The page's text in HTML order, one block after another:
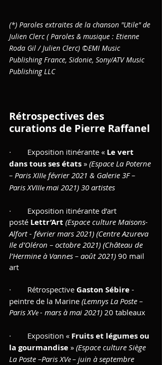
(*) Paroles extraites de la chanson "Utile" de
Julien Clerc ( Paroles & musique : Etienne
Roda Gil / Julien Clerc) ©EMI Music
Publishing France, Sidonie, Sony/ATV Music
Publishing LLC
Rétrospectives des
curations de Pierre Raffanel
·        Exposition itinérante « Le vert
dans tous ses états » (Espace La Poterne
– Paris XIIIe février 2021 & Galerie 3F –
Paris XVIIIe mai 2021) 30 artistes
·        Exposition itinérante d’art
posté Lettr’Art (Espace culture Maisons-
Alfort - février mars 2021) (Centre Azureva
Ile d’Oléron – octobre 2021) (Château de
l’Hermine à Vannes – août 2021) 90 mail
art
·        Rétrospective Gaston Sébire -
peintre de la Marine (Lemnys La Poste –
Paris XVe - mars à mai 2021) 20 tableaux
·        Exposition « Fruits et légumes ou
la gourmandise » (Espace culture Siège
La Poste –Paris XVe – juin à septembre